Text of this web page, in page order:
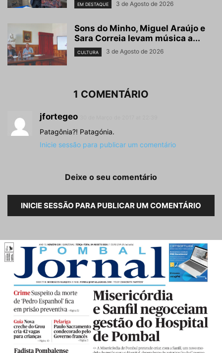
EM DESTAQUE 3 de Agosto de 2026
Sons do Minho, Miguel Araújo e
Sara Correia levam música a...
CULTURA 3 de Agosto de 2026
1 COMENTÁRIO
jfortegeo
Patagônia?! Patagónia.
Inicie sessão para publicar um comentário
Deixe o seu comentário
INICIE SESSÃO PARA PUBLICAR UM COMENTÁRIO